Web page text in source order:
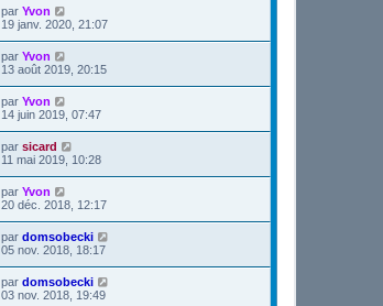
par Yvon
19 janv. 2020, 21:07
par Yvon
13 août 2019, 20:15
par Yvon
14 juin 2019, 07:47
par sicard
11 mai 2019, 10:28
par Yvon
20 déc. 2018, 12:17
par domsobecki
05 nov. 2018, 18:17
par domsobecki
03 nov. 2018, 19:49